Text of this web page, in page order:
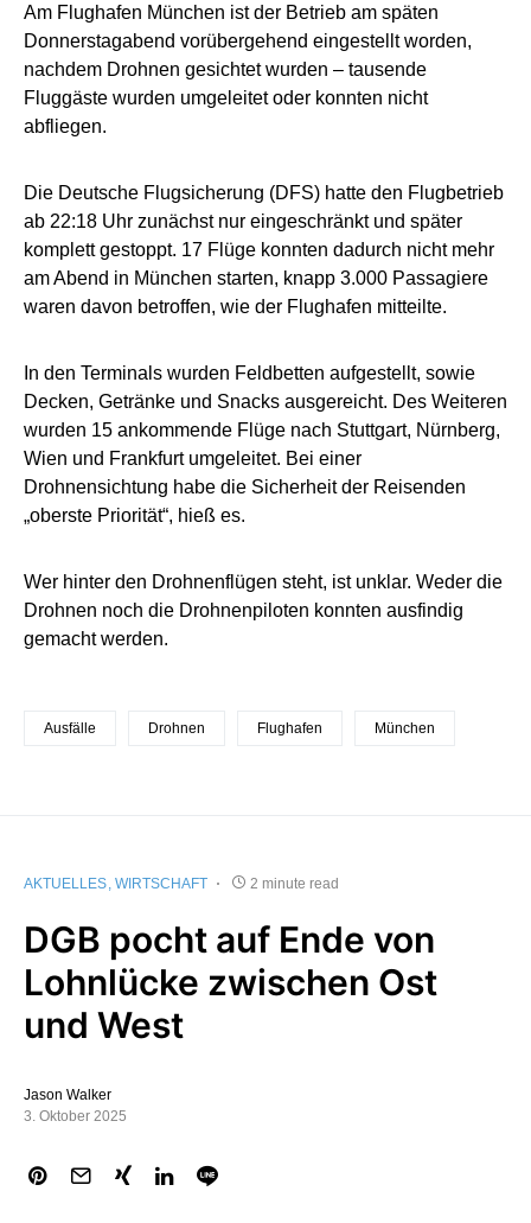
Am Flughafen München ist der Betrieb am späten
Donnerstagabend vorübergehend eingestellt worden,
nachdem Drohnen gesichtet wurden – tausende
Fluggäste wurden umgeleitet oder konnten nicht
abfliegen.
Die Deutsche Flugsicherung (DFS) hatte den Flugbetrieb
ab 22:18 Uhr zunächst nur eingeschränkt und später
komplett gestoppt. 17 Flüge konnten dadurch nicht mehr
am Abend in München starten, knapp 3.000 Passagiere
waren davon betroffen, wie der Flughafen mitteilte.
In den Terminals wurden Feldbetten aufgestellt, sowie
Decken, Getränke und Snacks ausgereicht. Des Weiteren
wurden 15 ankommende Flüge nach Stuttgart, Nürnberg,
Wien und Frankfurt umgeleitet. Bei einer
Drohnensichtung habe die Sicherheit der Reisenden
„oberste Priorität“, hieß es.
Wer hinter den Drohnenflügen steht, ist unklar. Weder die
Drohnen noch die Drohnenpiloten konnten ausfindig
gemacht werden.
Ausfälle Drohnen Flughafen München
AKTUELLES WIRTSCHAFT 2 minute read
DGB pocht auf Ende von
Lohnlücke zwischen Ost
und West
Jason Walker
3. Oktober 2025